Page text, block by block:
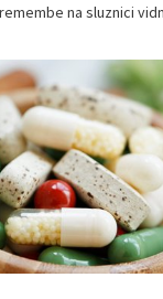
na sluznici
obravnavo bolezni.